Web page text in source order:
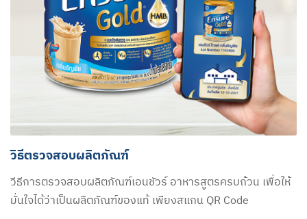
วิธีตรวจสอบผลิตภัณฑ์
วีธีการตรวจสอบผลิตภัณฑ์เอนชัวร์ อาหารสูตรครบถ้วน เพื่อให้
มั่นใจได้ว่าเป็นผลิตภัณฑ์ของแท้ เพียงสแกน QR Code